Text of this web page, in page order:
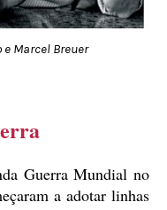
Breuer
Guerra Mundial no
a adotar linhas